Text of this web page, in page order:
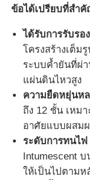
บ้าน
ผลิตภัณฑ์
เกี่ยวกับเรา
ข้อได้เปรียบที่สำ
ได้รับการรับรอ
โครงสร้างเต็ม
ระบบค้ำยันที่ผ่
แผ่นดินไหวสูง
ความยืดหยุ่นหล
ถึง 12 ชั้น เหม
อาศัยแบบผสม
ระดับการทนไฟ
Intumescent
ให้เป็นไปตาม